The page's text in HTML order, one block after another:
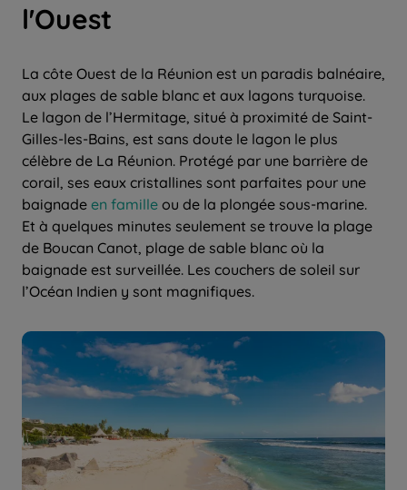
l'Ouest
La côte Ouest de la Réunion est un paradis balnéaire,
aux plages de sable blanc et aux lagons turquoise.
Le lagon de l’Hermitage, situé à proximité de Saint-
Gilles-les-Bains, est sans doute le lagon le plus
célèbre de La Réunion. Protégé par une barrière de
corail, ses eaux cristallines sont parfaites pour une
baignade en famille ou de la plongée sous-marine.
Et à quelques minutes seulement se trouve la plage
de Boucan Canot, plage de sable blanc où la
baignade est surveillée. Les couchers de soleil sur
l’Océan Indien y sont magnifiques.